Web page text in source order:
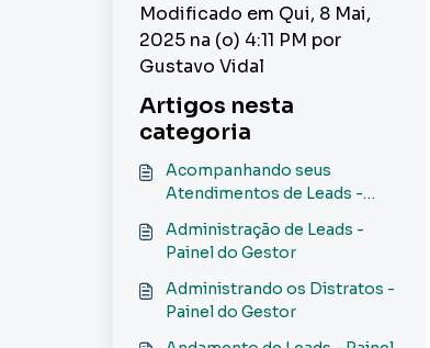
Modificado em Qui, 8 Mai,
2025 na (o) 4:11 PM por
Gustavo Vidal
Artigos nesta
categoria
Acompanhando seus
Atendimentos de Leads -
Administração de Leads -
Painel do Gestor
Administrando os Distratos -
Painel do Gestor